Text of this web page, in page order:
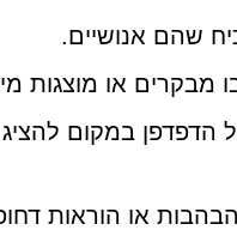
שהם אנושיים.
או הוראות